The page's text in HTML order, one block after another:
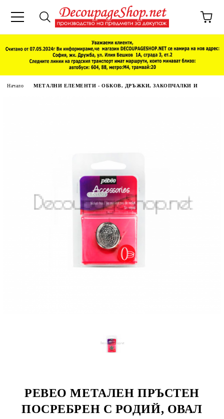
Начало МЕТАЛНИ ЕЛЕМЕНТИ - ОБКОВ, ДРЪЖКИ, ЗАКОПЧАЛКИ И
PEBEO МЕТАЛЕН ПРЪСТЕН
ПОСРЕБРЕН С РОДИЙ, ОВАЛ